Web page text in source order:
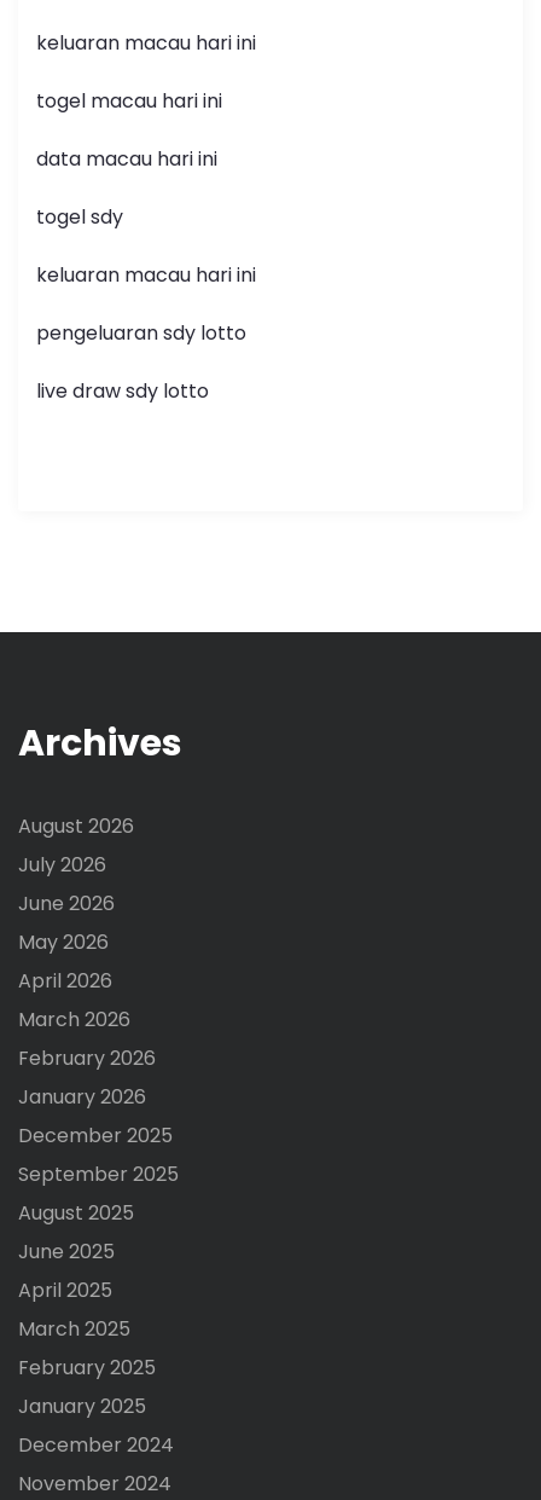
keluaran macau hari ini
togel macau hari ini
data macau hari ini
togel sdy
keluaran macau hari ini
pengeluaran sdy lotto
live draw sdy lotto
Archives
August 2026
July 2026
June 2026
May 2026
April 2026
March 2026
February 2026
January 2026
December 2025
September 2025
August 2025
June 2025
April 2025
March 2025
February 2025
January 2025
December 2024
November 2024